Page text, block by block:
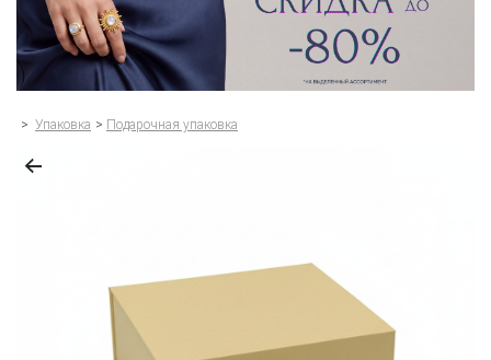
> Упаковка > Подарочная упаковка